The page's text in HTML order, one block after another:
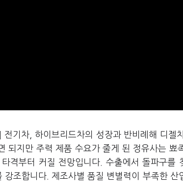
전기차, 하이브리드차의 성장과 반비례해 디젤
되지만 주력 제품 수요가 줄게 된 정유사는 뾰
격부터 커질 전망입니다. 수출에서 돌파구를
강조합니다. 제조사별 품질 변별력이 부족한